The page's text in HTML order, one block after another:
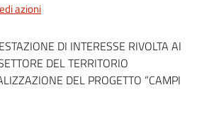
azioni
DI INTERESSE RIVOLTA AI
DEL TERRITORIO
DEL PROGETTO “CAMPI